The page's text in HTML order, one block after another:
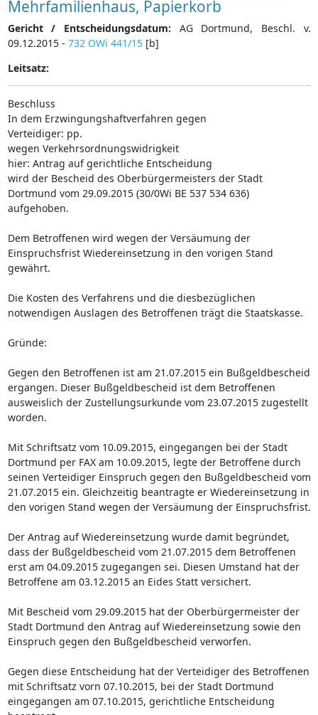
Mehrfamilienhaus, Papierkorb
Gericht / Entscheidungsdatum: AG Dortmund, Beschl. v.
09.12.2015 - 732 OWi 441/15[b]
Leitsatz:
Beschluss
In dem Erzwingungshaftverfahren gegen
Verteidiger: pp.
wegen Verkehrsordnungswidrigkeit
hier: Antrag auf gerichtliche Entscheidung
wird der Bescheid des Oberbürgermeisters der Stadt
Dortmund vom 29.09.2015 (30/0Wi BE 537 534 636)
aufgehoben.
Dem Betroffenen wird wegen der Versäumung der
Einspruchsfrist Wiedereinsetzung in den vorigen Stand
gewährt.
Die Kosten des Verfahrens und die diesbezüglichen
notwendigen Auslagen des Betroffenen trägt die Staatskasse.
Gründe:
Gegen den Betroffenen ist am 21.07.2015 ein Bußgeldbescheid
ergangen. Dieser Bußgeldbescheid ist dem Betroffenen
ausweislich der Zustellungsurkunde vom 23.07.2015 zugestellt
worden.
Mit Schriftsatz vom 10.09.2015, eingegangen bei der Stadt
Dortmund per FAX am 10.09.2015, legte der Betroffene durch
seinen Verteidiger Einspruch gegen den Bußgeldbescheid vom
21.07.2015 ein. Gleichzeitig beantragte er Wiedereinsetzung in
den vorigen Stand wegen der Versäumung der Einspruchsfrist.
Der Antrag auf Wiedereinsetzung wurde damit begründet,
dass der Bußgeldbescheid vom 21.07.2015 dem Betroffenen
erst am 04.09.2015 zugegangen sei. Diesen Umstand hat der
Betroffene am 03.12.2015 an Eides Statt versichert.
Mit Bescheid vom 29.09.2015 hat der Oberbürgermeister der
Stadt Dortmund den Antrag auf Wiedereinsetzung sowie den
Einspruch gegen den Bußgeldbescheid verworfen.
Gegen diese Entscheidung hat der Verteidiger des Betroffenen
mit Schriftsatz vorn 07.10.2015, bei der Stadt Dortmund
eingegangen am 07.10.2015, gerichtliche Entscheidung